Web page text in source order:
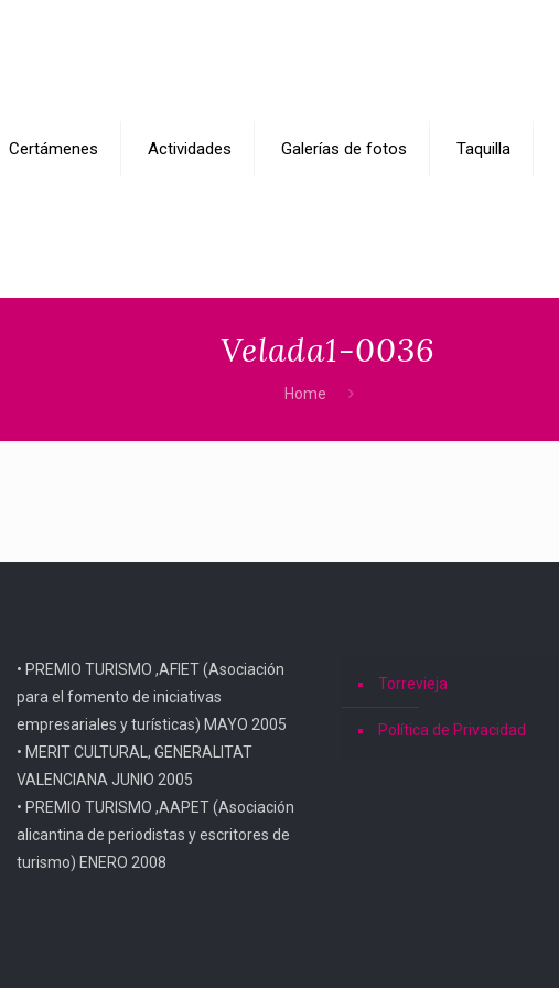
Certámenes Actividades Galerías de fotos Taquilla
Velada1-0036
Home
• PREMIO TURISMO ,AFIET (Asociación
para el fomento de iniciativas
empresariales y turísticas) MAYO 2005
• MERIT CULTURAL, GENERALITAT
VALENCIANA JUNIO 2005
• PREMIO TURISMO ,AAPET (Asociación
alicantina de periodistas y escritores de
turismo) ENERO 2008
Torrevieja
Política de Privacidad